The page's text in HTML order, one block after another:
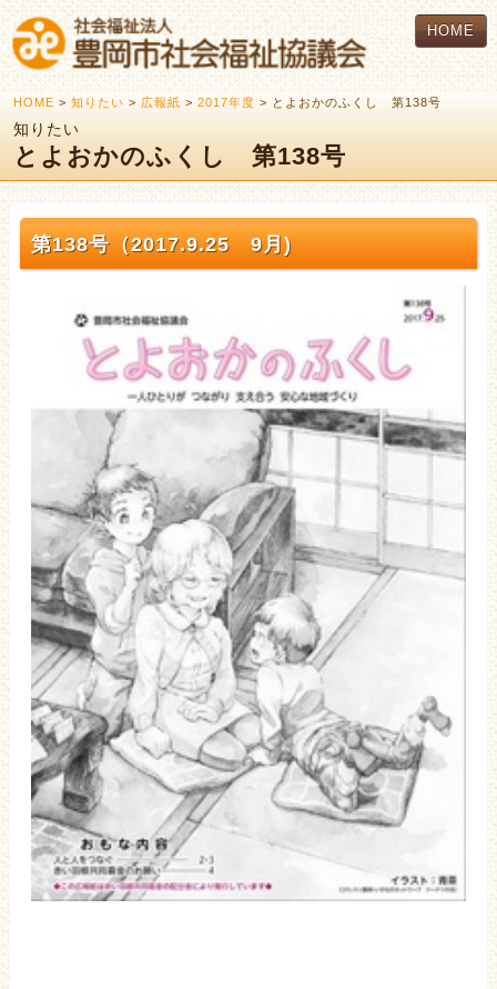
HOME
HOME > 知りたい > 広報紙 > 2017年度 > とよおかのふくし 第138号
知りたい
とよおかのふくし 第138号
第138号（2017.9.25 9月)